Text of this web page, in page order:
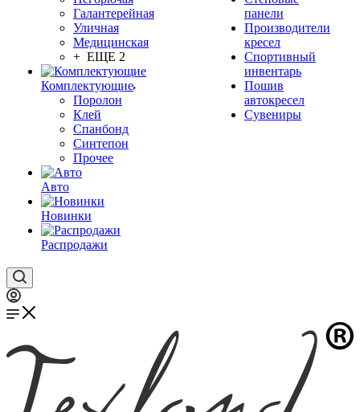
Галантерейная
Уличная
Медицинская
+ ЕЩЕ 2
Комплектующие
Поролон
Клей
Спанбонд
Синтепон
Прочее
Авто
Новинки
Распродажи
панели
Производители
кресел
Спортивный
инвентарь
Пошив
автокресел
Сувениры